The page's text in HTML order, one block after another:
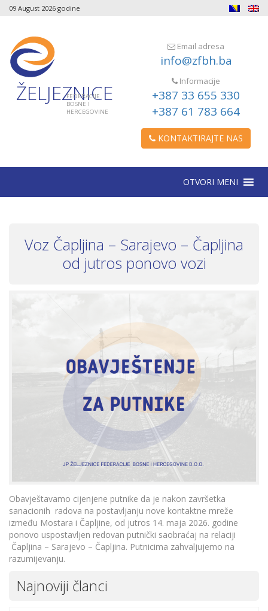
09 August 2026 godine
ŽELJEZNICE
FEDERACIJE
BOSNE I
HERCEGOVINE
Email adresa
info@zfbh.ba
Informacije
+387 33 655 330
+387 61 783 664
KONTAKTIRAJTE NAS
OTVORI MENI
Voz Čapljina – Sarajevo – Čapljina
od jutros ponovo vozi
Obavještavamo cijenjene putnike da je nakon završetka
sanacionih radova na postavljanju nove kontaktne mreže
između Mostara i Čapljine, od jutros 14. maja 2026. godine
ponovo uspostavljen redovan putnički saobraćaj na relaciji
Čapljina – Sarajevo – Čapljina. Putnicima zahvaljujemo na
razumijevanju.
Najnoviji članci